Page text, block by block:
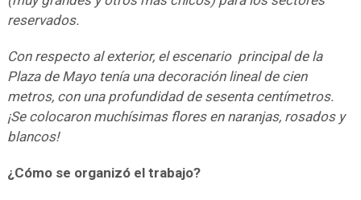
reservados.
Con respecto al exterior, el escenario principal de la
Plaza de Mayo tenía una decoración lineal de cien
metros, con una profundidad de sesenta centímetros.
¡Se colocaron muchísimas flores en naranjas, rosados y
blancos!
¿Cómo se organizó el trabajo?